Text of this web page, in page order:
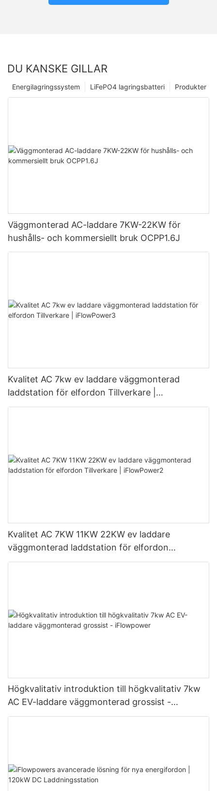
DU KANSKE GILLAR
Produkter
LiFePO4 lagringsbatteri
Energilagringssystem
Väggmonterad AC-laddare 7KW-22KW för
hushålls- och kommersiellt bruk OCPP1.6J
Kvalitet AC 7kw ev laddare väggmonterad
laddstation för elfordon Tillverkare |
iFlowPower3
Kvalitet AC 7KW 11KW 22KW ev laddare
väggmonterad laddstation för elfordon
Tillverkare | iFlowPower2
Högkvalitativ introduktion till högkvalitativ 7kw
AC EV-laddare väggmonterad grossist -
iFlowpower